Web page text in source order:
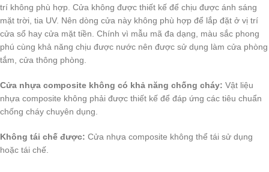
trí không phù hợp. Cửa không được thiết kế để chịu được ánh sáng
mặt trời, tia UV. Nên dòng cửa này không phù hợp để lắp đặt ở vị trí
cửa sổ hay cửa mặt tiền. Chính vì mẫu mã đa dạng, màu sắc phong
phú cùng khả năng chịu được nước nên được sử dụng làm cửa phòng
tắm, cửa thông phòng.
Cửa nhựa composite không có khả năng chống cháy: Vật liệu
nhựa composite không phải được thiết kế để đáp ứng các tiêu chuẩn
chống cháy chuyên dụng.
Không tái chế được: Cửa nhựa composite không thể tái sử dụng
hoặc tái chế.